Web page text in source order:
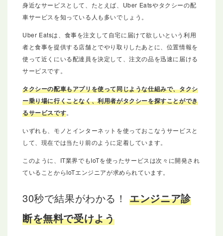
身近なサービスとして、たとえば、Uber Eatsやタクシーの配
車サービスを知っている人も多いでしょう。
Uber Eatsは、食事を注文して自宅に届けて欲しいという利用
者と食事を提供する店舗とでやり取りしたあとに、位置情報を
使って近くにいる配達員を決定して、注文の品を迅速に届ける
サービスです。
タクシーの配車もアプリを使って同じような仕組みで、タクシ
ー乗り場に行くことなく、利用者がタクシーを探すことができ
るサービスです。
いずれも、モノとインターネットを使っておこなうサービスと
して、現在では当たり前のように定着しています。
このように、IT業界でもIoTを使ったサービスは次々に開発され
ていることからIoTエンジニアが求められています。
30秒で結果がわかる！エンジニア診
断を無料で受けよう